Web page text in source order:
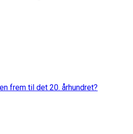
frem til det 20. århundret?